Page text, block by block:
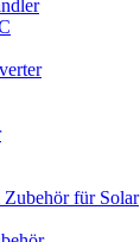
für Solar